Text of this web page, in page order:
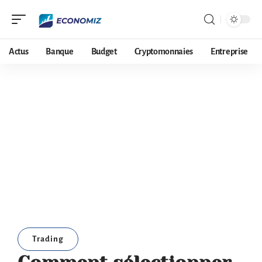
Actus Banque Budget Cryptomonnaies Entreprise
Trading